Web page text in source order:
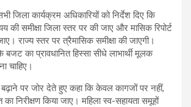
जिला कार्यक्रम अधिकारियों को निर्देश दिए कि
की समीक्षा जिला स्तर पर की जाए और मासिक रिपोर्ट
राज्य स्तर पर त्रैमासिक समीक्षा की जाएगी।
बजट का प्रावधानित हिस्सा सीधे लाभार्थी मूलक
चाहिए।
बढ़ाने पर जोर देते हुए कहा कि केवल कागजों पर नहीं,
निरीक्षण किया जाए। महिला स्व-सहायता समूहों